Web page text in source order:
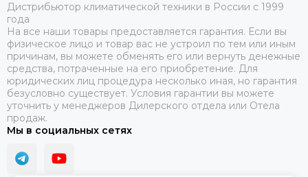
Дистрибьютор климатической техники в России с 1999
года
На все наши товары предоставляется гарантия. Если вы
физическое лицо и товар вас не устроил по тем или иным
причинам, вы можете обменять его или вернуть денежные
средства, потраченные на его приобретение. Для
юридических лиц процедура несколько иная, но гарантия
безусловно существует. Условия гарантии вы можете
уточнить у менеджеров Дилерского отдела или Отела
продаж.
Мы в социальных сетях